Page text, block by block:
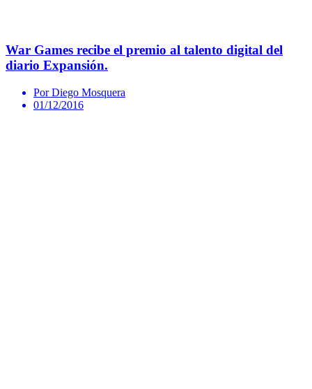
War Games recibe el premio al talento digital del
diario Expansión.
Por Diego Mosquera
01/12/2016